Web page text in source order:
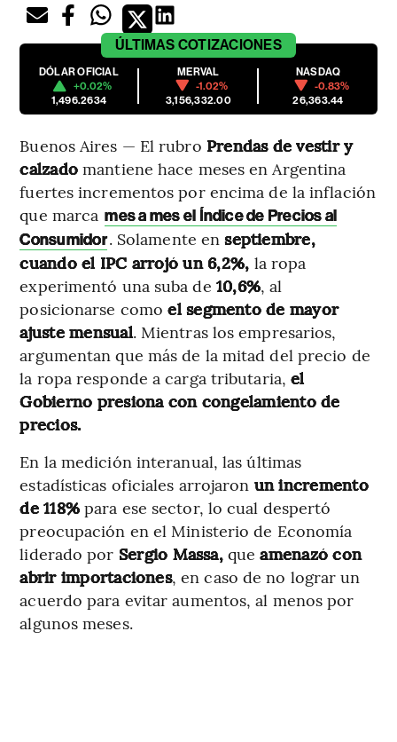
ÚLTIMAS COTIZACIONES
DÓLAR OFICIAL
+0.02%
1,496.2634
MERVAL
-1.02%
3,156,332.00
NASDAQ
-0.83%
26,363.44
Buenos Aires — El rubro Prendas de vestir y
calzado mantiene hace meses en Argentina
fuertes incrementos por encima de la inflación
que marca mes a mes el Índice de Precios al
Consumidor. Solamente enseptiembre,
cuando el IPC arrojó un 6,2%, la ropa
experimentó una suba de 10,6%, al
posicionarse como el segmento de mayor
ajuste mensual. Mientras los empresarios,
argumentan que más de la mitad del precio de
la ropa responde a carga tributaria,el
Gobierno presiona con congelamiento de
precios.
En la medición interanual, las últimas
estadísticas oficiales arrojaron un incremento
de 118% para ese sector, lo cual despertó
preocupación en el Ministerio de Economía
liderado por Sergio Massa,queamenazó con
abrir importaciones, en caso de no lograr un
acuerdo para evitar aumentos, al menos por
algunos meses.